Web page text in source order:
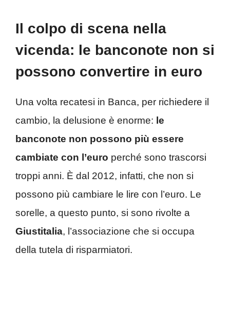
Il colpo di scena nella
vicenda: le banconote non si
possono convertire in euro
Una volta recatesi in Banca, per richiedere il
cambio, la delusione è enorme: le
banconote non possono più essere
cambiate con l’euro perché sono trascorsi
troppi anni. È dal 2012, infatti, che non si
possono più cambiare le lire con l’euro. Le
sorelle, a questo punto, si sono rivolte a
Giustitalia, l’associazione che si occupa
della tutela di risparmiatori.